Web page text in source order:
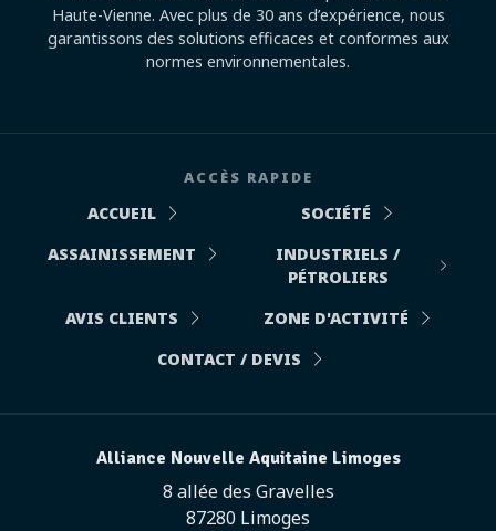
Haute-Vienne. Avec plus de 30 ans d’expérience, nous
garantissons des solutions efficaces et conformes aux
normes environnementales.
ACCÈS RAPIDE
ACCUEIL
SOCIÉTÉ
ASSAINISSEMENT
INDUSTRIELS /
PÉTROLIERS
AVIS CLIENTS
ZONE D'ACTIVITÉ
CONTACT / DEVIS
Alliance Nouvelle Aquitaine Limoges
8 allée des Gravelles
87280 Limoges